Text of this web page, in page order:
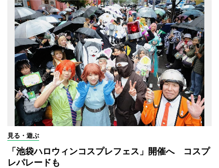
見る・遊ぶ
「池袋ハロウィンコスプレフェス」開催へ コスプ
レパレードも